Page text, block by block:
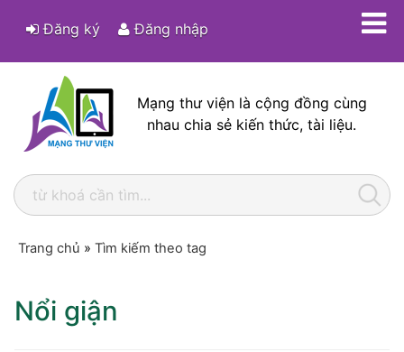
Đăng ký Đăng nhập
Mạng thư viện là cộng đồng cùng
nhau chia sẻ kiến thức, tài liệu.
Trang chủ » Tìm kiếm theo tag
Nổi giận